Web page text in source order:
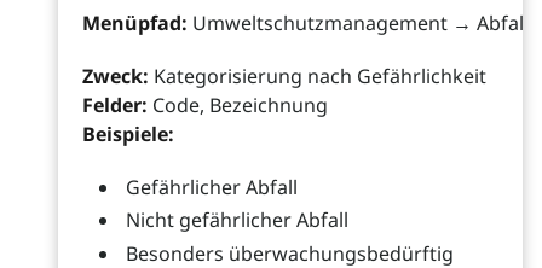
Menüpfad: Umweltschutzmanagement → Abfall
Zweck: Kategorisierung nach Gefährlichkeit
Felder: Code, Bezeichnung
Beispiele:
Gefährlicher Abfall
Nicht gefährlicher Abfall
Besonders überwachungsbedürftig